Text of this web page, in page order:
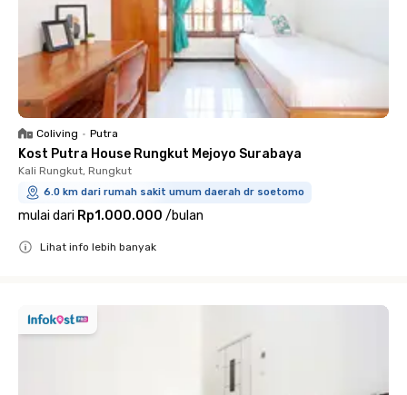
Coliving • Putra
Kost Putra House Rungkut Mejoyo Surabaya
Kali Rungkut, Rungkut
6.0 km dari rumah sakit umum daerah dr soetomo
mulai dari Rp1.000.000 /bulan
Lihat info lebih banyak